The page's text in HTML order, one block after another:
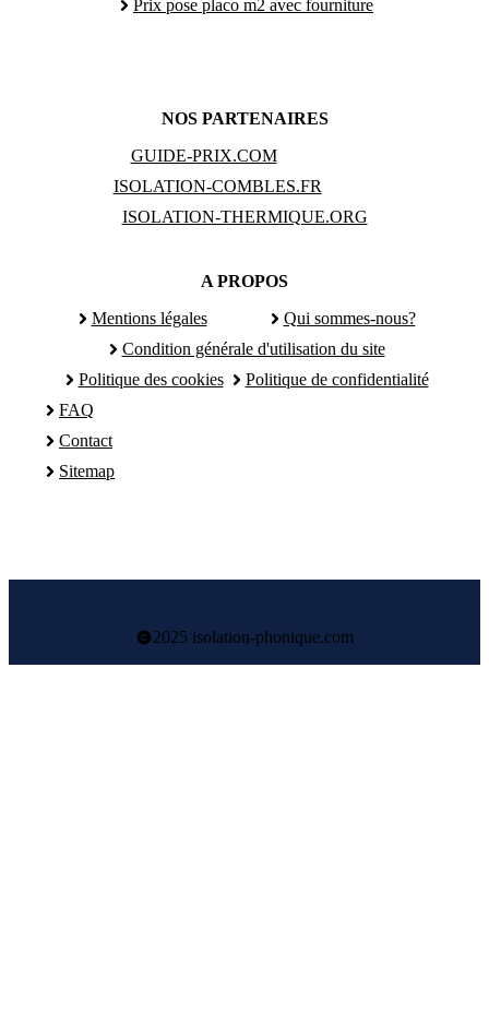
Prix pose placo m2 avec fourniture
NOS PARTENAIRES
GUIDE-PRIX.COM
ISOLATION-COMBLES.FR
ISOLATION-THERMIQUE.ORG
A PROPOS
Mentions légales
Qui sommes-nous?
Condition générale d'utilisation du site
Politique des cookies
Politique de confidentialité
FAQ
Contact
Sitemap
2025 isolation-phonique.com